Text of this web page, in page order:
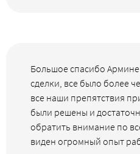
Большое спасибо
сделки, все было более
все наши препятствия
были решены и
обратить внимание по
виден огромный опыт